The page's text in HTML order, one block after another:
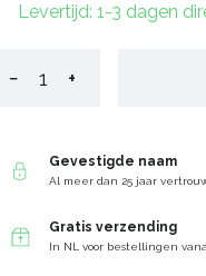
Levertijd: 1-3 dagen
− +
Gevestigde naam
Al meer dan 25 jaar
Gratis verzending
In NL voor bestellingen